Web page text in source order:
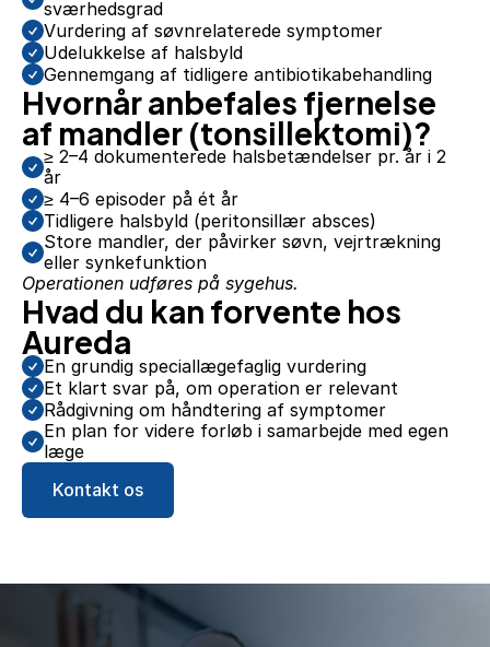
sværhedsgrad
Vurdering af søvnrelaterede symptomer
Udelukkelse af halsbyld
Gennemgang af tidligere antibiotikabehandling
Hvornår anbefales fjernelse
af mandler (tonsillektomi)?
≥ 2–4 dokumenterede halsbetændelser pr. år i 2
år
≥ 4–6 episoder på ét år
Tidligere halsbyld (peritonsillær absces)
Store mandler, der påvirker søvn, vejrtrækning
eller synkefunktion
Operationen udføres på sygehus.
Hvad du kan forvente hos
Aureda
En grundig speciallægefaglig vurdering
Et klart svar på, om operation er relevant
Rådgivning om håndtering af symptomer
En plan for videre forløb i samarbejde med egen
læge
Kontakt os